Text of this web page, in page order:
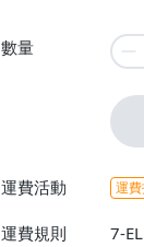
數量
運費活動 運
運費規則
7-